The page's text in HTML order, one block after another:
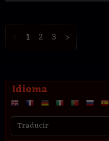
Idioma
1 2 3 >